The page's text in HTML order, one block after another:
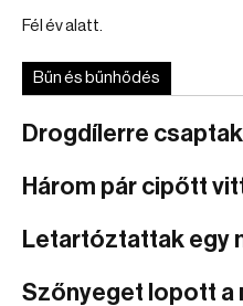
Fél év alatt.
Bűn és bűnhődés
Drogdílerre
Három pár cipőtt
Letartóztattak egy
Szőnyeget lopott a